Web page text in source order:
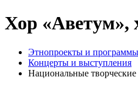
Хор «Аветум»,
Этнопроекты и программы
Концерты и выступления
Национальные